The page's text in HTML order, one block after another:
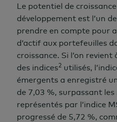
Le potentiel de
développement est l’un
prendre en compte pour
d’actif aux portefeuilles
croissance. Si l’on revient
des indices2 utilisés,
émergents a enregistré
de 7,03 %, surpassant
représentés par l’indice
progressé de 5,72 %,